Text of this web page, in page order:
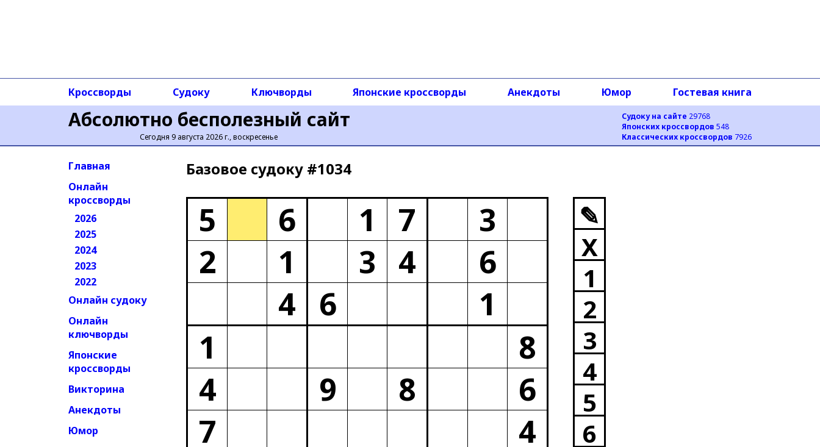
Абсолютно бесполезный сайт
Сегодня 9 августа 2026 г., воскресенье
Судоку на сайте 29768
Японских кроссвордов 548
Классических кроссвордов 7926
Кроссворды Судоку Ключворды Японские кроссворды Анекдоты Юмор Гостевая книга
Главная
Онлайн
кроссворды
2026
2025
2024
2023
2022
Онлайн судоку
Онлайн
ключворды
Японские
кроссворды
Викторина
Анекдоты
Юмор
Базовое cудоку #1034
5 6 1 7
3
2
1 3 4
6
4
6
1
1
8
4
9 8
6
7
4
✎
X
1
2
3
4
5
6